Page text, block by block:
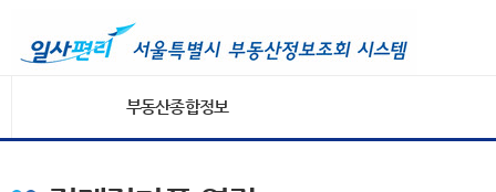
부동산종합정보